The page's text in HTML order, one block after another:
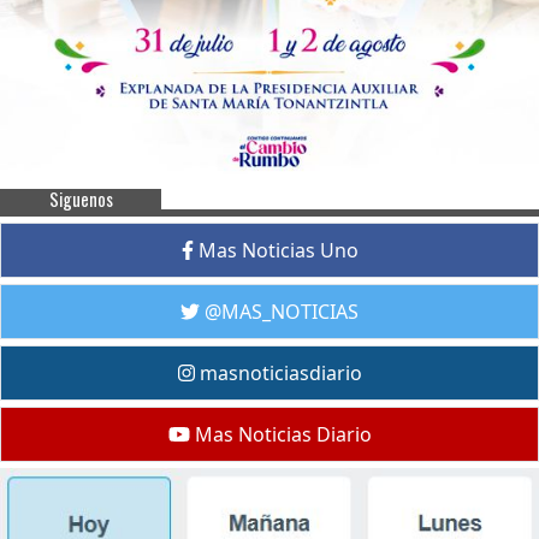
Siguenos
Mas Noticias Uno
@MAS_NOTICIAS
masnoticiasdiario
Mas Noticias Diario